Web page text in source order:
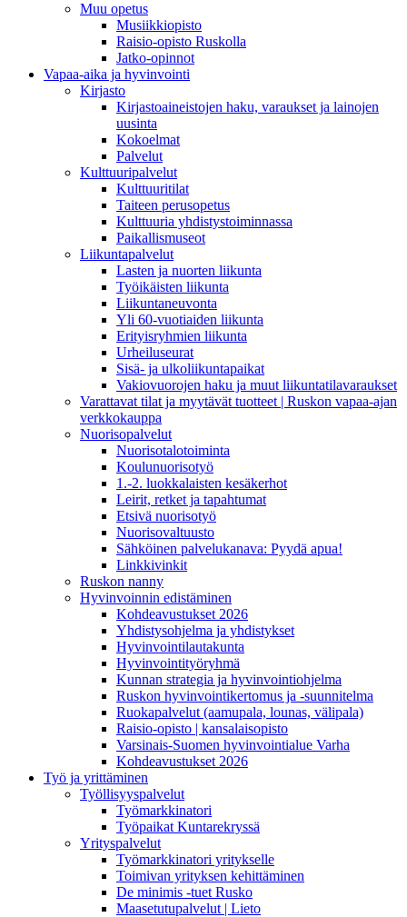
Muu opetus
Musiikkiopisto
Raisio-opisto Ruskolla
Jatko-opinnot
Vapaa-aika ja hyvinvointi
Kirjasto
Kirjastoaineistojen haku, varaukset ja lainojen
uusinta
Kokoelmat
Palvelut
Kulttuuripalvelut
Kulttuuritilat
Taiteen perusopetus
Kulttuuria yhdistystoiminnassa
Paikallismuseot
Liikuntapalvelut
Lasten ja nuorten liikunta
Työikäisten liikunta
Liikuntaneuvonta
Yli 60-vuotiaiden liikunta
Erityisryhmien liikunta
Urheiluseurat
Sisä- ja ulkoliikuntapaikat
Vakiovuorojen haku ja muut liikuntatilavaraukset
Varattavat tilat ja myytävät tuotteet | Ruskon vapaa-ajan
verkkokauppa
Nuorisopalvelut
Nuorisotalotoiminta
Koulunuorisotyö
1.-2. luokkalaisten kesäkerhot
Leirit, retket ja tapahtumat
Etsivä nuorisotyö
Nuorisovaltuusto
Sähköinen palvelukanava: Pyydä apua!
Linkkivinkit
Ruskon nanny
Hyvinvoinnin edistäminen
Kohdeavustukset 2026
Yhdistysohjelma ja yhdistykset
Hyvinvointilautakunta
Hyvinvointityöryhmä
Kunnan strategia ja hyvinvointiohjelma
Ruskon hyvinvointikertomus ja -suunnitelma
Ruokapalvelut (aamupala, lounas, välipala)
Raisio-opisto | kansalaisopisto
Varsinais-Suomen hyvinvointialue Varha
Kohdeavustukset 2026
Työ ja yrittäminen
Työllisyyspalvelut
Työmarkkinatori
Työpaikat Kuntarekryssä
Yrityspalvelut
Työmarkkinatori yritykselle
Toimivan yrityksen kehittäminen
De minimis -tuet Rusko
Maasetutupalvelut | Lieto